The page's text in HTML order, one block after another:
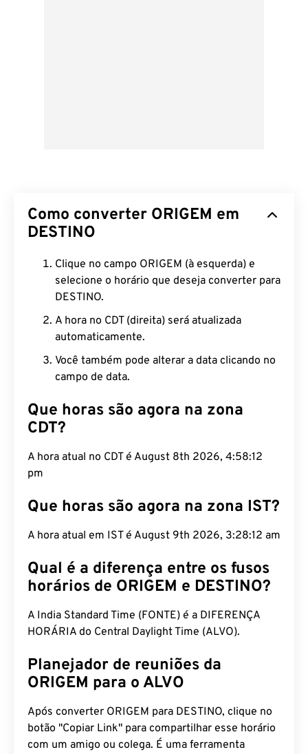
Como converter ORIGEM em
DESTINO
Clique no campo ORIGEM (à esquerda) e
selecione o horário que deseja converter para
DESTINO.
A hora no CDT (direita) será atualizada
automaticamente.
Você também pode alterar a data clicando no
campo de data.
Que horas são agora na zona
CDT?
A hora atual no CDT é August 8th 2026, 4:58:13
pm
Que horas são agora na zona IST?
A hora atual em IST é August 9th 2026, 3:28:13 am
Qual é a diferença entre os fusos
horários de ORIGEM e DESTINO?
A India Standard Time (FONTE) é a DIFERENÇA
HORÁRIA do Central Daylight Time (ALVO).
Planejador de reuniões da
ORIGEM para o ALVO
Após converter ORIGEM para DESTINO, clique no
botão "Copiar Link" para compartilhar esse horário
com um amigo ou colega. É uma ferramenta